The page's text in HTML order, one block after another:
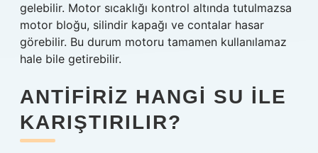
gelebilir. Motor sıcaklığı kontrol altında tutulmazsa
motor bloğu, silindir kapağı ve contalar hasar
görebilir. Bu durum motoru tamamen kullanılamaz
hale bile getirebilir.
ANTIFIRIZ HANGI SU ILE
KARIŞTIRILIR?